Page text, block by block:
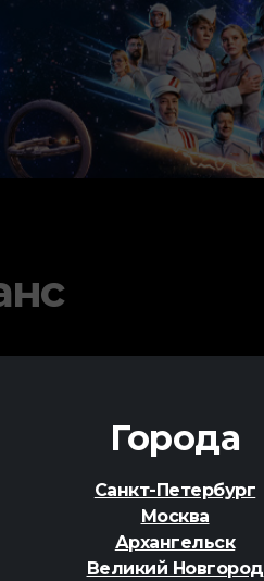
Города
Санкт-Петербург
Москва
Архангельск
Великий Новгород